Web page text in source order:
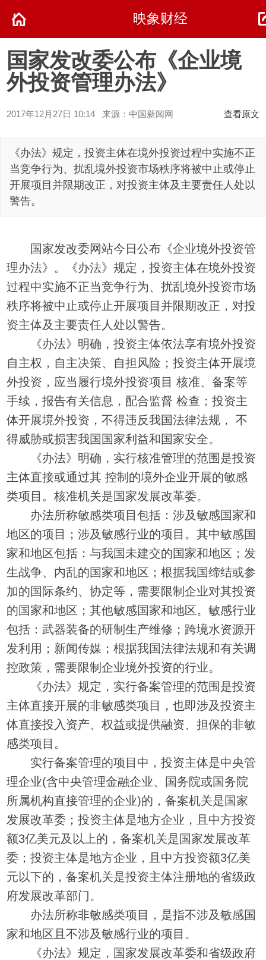
映象财经
国家发改委公布《企业境
外投资管理办法》
2017年12月27日 10:14 来源：中国新闻网 查看原文
《办法》规定，投资主体在境外投资过程中实施不正
当竞争行为、扰乱境外投资市场秩序将被中止或停止
开展项目并限期改正，对投资主体及主要责任人处以
警告。
国家发改委网站今日公布《企业境外投资管
理办法》。《办法》规定，投资主体在境外投资
过程中实施不正当竞争行为、扰乱境外投资市场
秩序将被中止或停止开展项目并限期改正，对投
资主体及主要责任人处以警告。
《办法》明确，投资主体依法享有境外投资
自主权，自主决策、自担风险；投资主体开展境
外投资，应当履行境外投资项目 核准、备案等
手续，报告有关信息，配合监督 检查；投资主
体开展境外投资，不得违反我国法律法规， 不
得威胁或损害我国国家利益和国家安全。
《办法》明确，实行核准管理的范围是投资
主体直接或通过其 控制的境外企业开展的敏感
类项目。核准机关是国家发展改革委。
办法所称敏感类项目包括：涉及敏感国家和
地区的项目；涉及敏感行业的项目。其中敏感国
家和地区包括：与我国未建交的国家和地区；发
生战争、内乱的国家和地区；根据我国缔结或参
加的国际条约、协定等，需要限制企业对其投资
的国家和地区；其他敏感国家和地区。敏感行业
包括：武器装备的研制生产维修；跨境水资源开
发利用；新闻传媒；根据我国法律法规和有关调
控政策，需要限制企业境外投资的行业。
《办法》规定，实行备案管理的范围是投资
主体直接开展的非敏感类项目，也即涉及投资主
体直接投入资产、权益或提供融资、担保的非敏
感类项目。
实行备案管理的项目中，投资主体是中央管
理企业(含中央管理金融企业、国务院或国务院
所属机构直接管理的企业)的，备案机关是国家
发展改革委；投资主体是地方企业，且中方投资
额3亿美元及以上的，备案机关是国家发展改革
委；投资主体是地方企业，且中方投资额3亿美
元以下的，备案机关是投资主体注册地的省级政
府发展改革部门。
办法所称非敏感类项目，是指不涉及敏感国
家和地区且不涉及敏感行业的项目。
《办法》规定，国家发展改革委和省级政府